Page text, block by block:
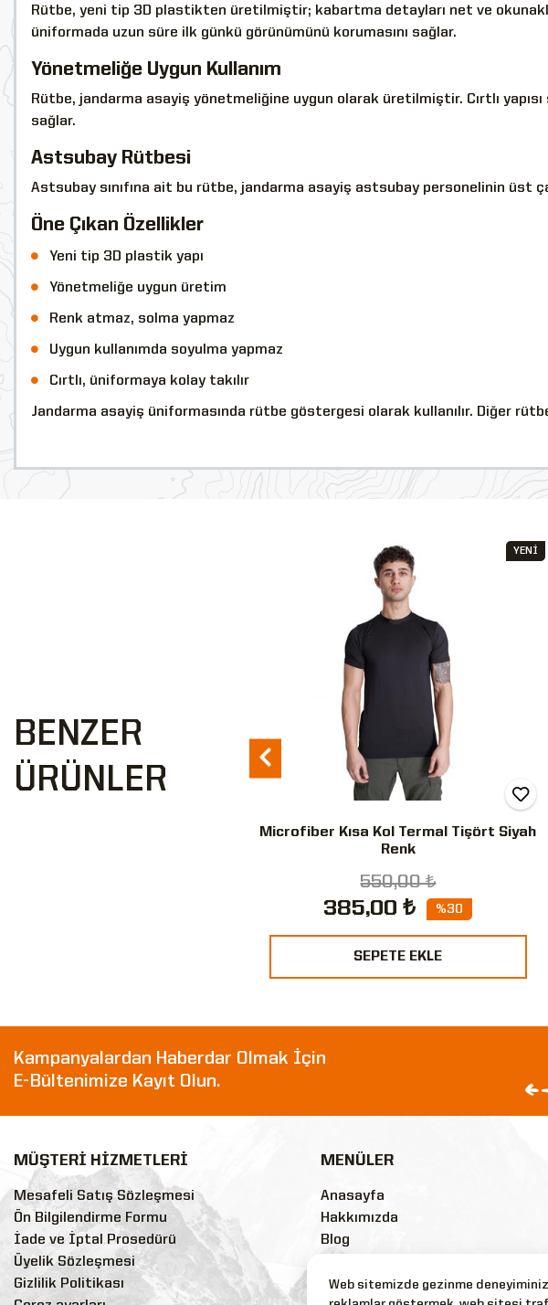
Web sitemizde gezinme
Rütbe, yeni tip 3D plastikten üretilmiştir; kabartma detayları net ve okunaklı
üniformada uzun süre ilk günkü görünümünü korumasını sağlar.
Yönetmeliğe Uygun Kullanım
Rütbe, jandarma asayiş yönetmeliğine uygun olarak üretilmiştir. Cırtlı
sağlar.
Astsubay Rütbesi
Astsubay sınıfına ait bu rütbe, jandarma asayiş astsubay personelinin üst
Öne Çıkan Özellikler
Yeni tip 3D plastik yapı
Yönetmeliğe uygun üretim
Renk atmaz, solma yapmaz
Uygun kullanımda soyulma yapmaz
Cırtlı, üniformaya kolay takılır
Jandarma asayiş üniformasında rütbe göstergesi olarak kullanılır. Diğer
BENZER
ÜRÜNLER
Microfiber Kısa Kol Termal Tişört Siyah
Renk
550,00 ₺
385,00 ₺ %30
SEPETE EKLE
YENİ
Kampanyalardan Haberdar Olmak İçin
E-Bültenimize Kayıt Olun.
MÜŞTERİ HİZMETLERİ
Mesafeli Satış Sözleşmesi
Ön Bilgilendirme Formu
İade ve İptal Prosedürü
Üyelik Sözleşmesi
Gizlilik Politikası
MENÜLER
Anasayfa
Hakkımızda
Blog
Markalar